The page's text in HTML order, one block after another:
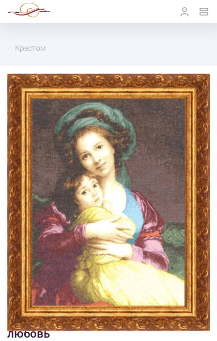
Крестом
1/4
Изображения и цвет представленного товара могут незначительно
отличаться от оригинала продукции, взависимости от разрешения и
настроек вашего монитора, а также условий освещения при съемке
Вышивка МК-002 Материнская
любовь